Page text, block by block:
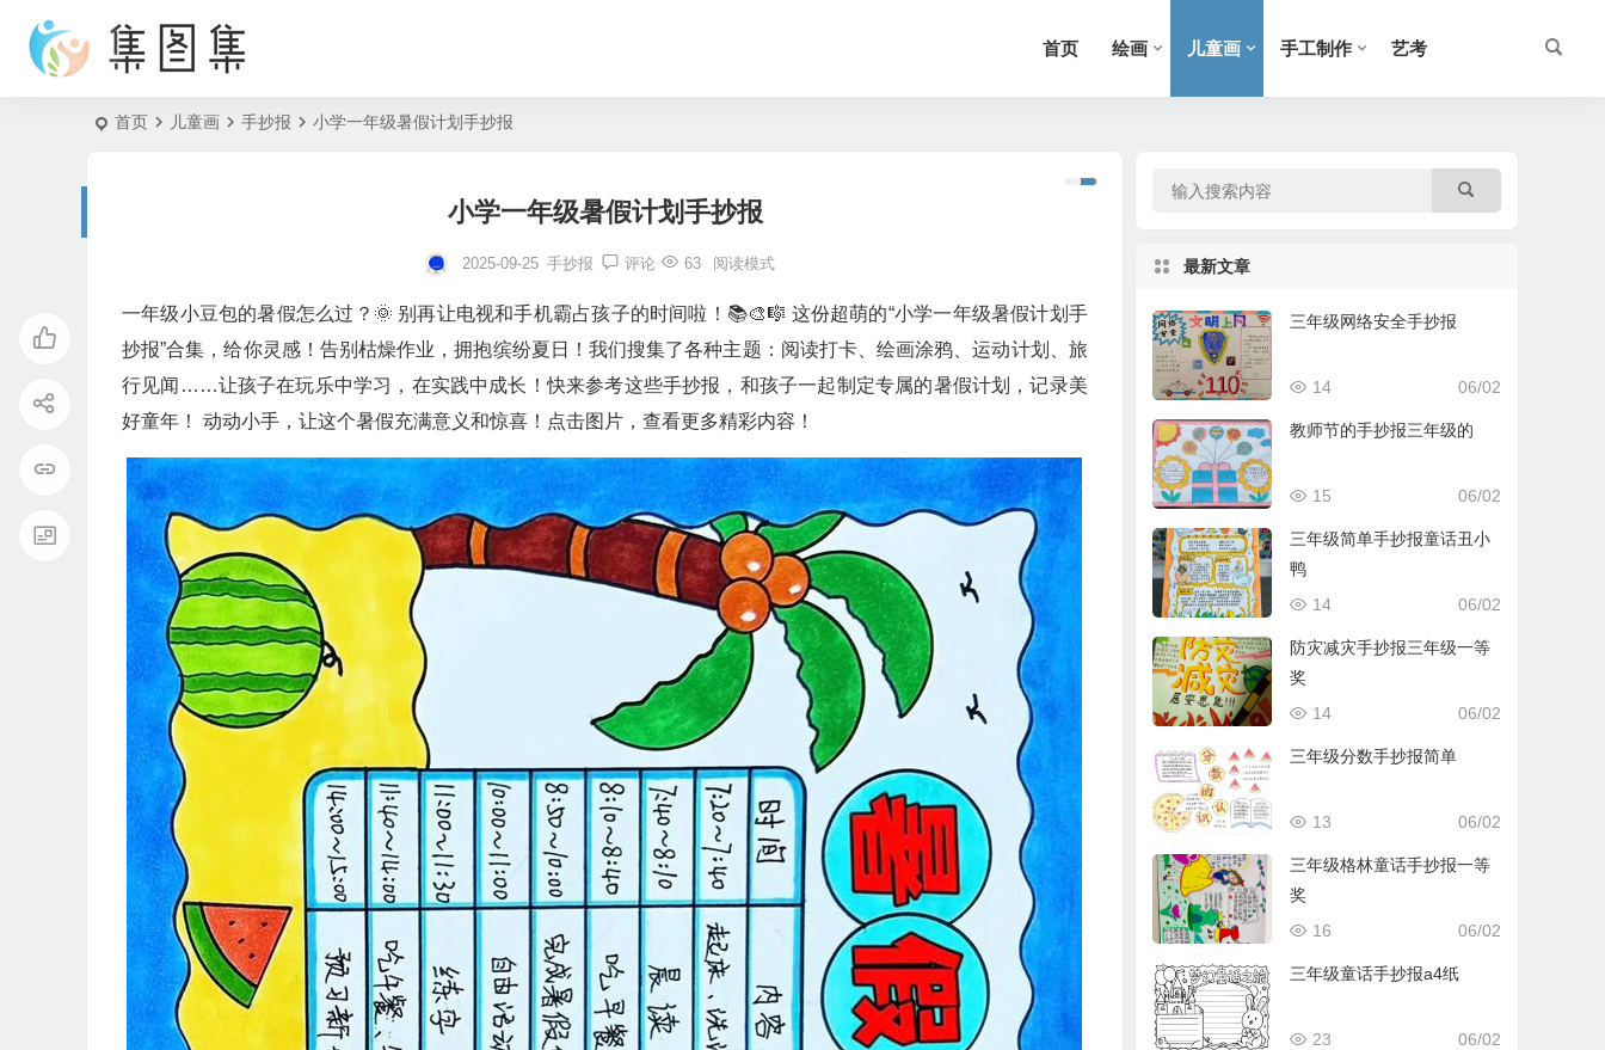
首页 绘画 儿童画 手工制作 艺考
首页 儿童画 手抄报 小学一年级暑假计划手抄报
小学一年级暑假计划手抄报
2025-09-25 手抄报 评论 63 阅读模式
一年级小豆包的暑假怎么过？🌞 别再让电视和手机霸占孩子的时间啦！📚🎨🎼 这份超萌的“小学一年级暑假计划手
抄报”合集，给你灵感！告别枯燥作业，拥抱缤纷夏日！我们搜集了各种主题：阅读打卡、绘画涂鸦、运动计划、旅
行见闻……让孩子在玩乐中学习，在实践中成长！快来参考这些手抄报，和孩子一起制定专属的暑假计划，记录美
好童年！ 动动小手，让这个暑假充满意义和惊喜！点击图片，查看更多精彩内容！
最新文章
三年级网络安全手抄报
06/02
14
教师节的手抄报三年级的
06/02
15
三年级简单手抄报童话丑小
鸭
06/02
14
防灾减灾手抄报三年级一等
奖
06/02
14
三年级分数手抄报简单
06/02
13
三年级格林童话手抄报一等
奖
06/02
16
三年级童话手抄报a4纸
06/02
23